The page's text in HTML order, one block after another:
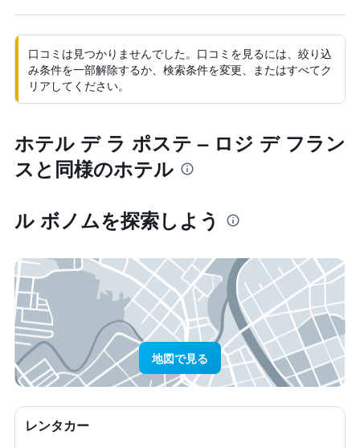
口コミは見つかりませんでした。口コミを見るには、絞り込
み条件を一部解除するか、検索条件を変更、またはすべてク
リアしてください。
ホテル デ ラ ポステ – ロジ デ フラン
スと同様のホテル
ル ボノム​を探索しよう
地図で見る
レンタカー